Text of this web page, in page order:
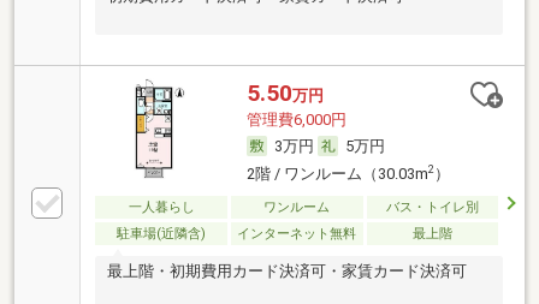
5.50万円
管理費6,000円
3万円
5万円
2階 / ワンルーム（30.03m2）
一人暮らし ワンルーム
バス・トイレ別
駐車場(近隣含)
インターネット無料 最上階
最上階・初期費用カード決済可・家賃カード決済可